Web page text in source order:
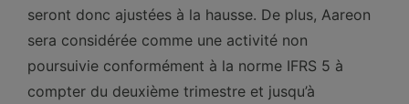
seront donc ajustées à la hausse. De plus, Aareon
sera considérée comme une activité non
poursuivie conformément à la norme IFRS 5 à
compter du deuxième trimestre et jusqu’à